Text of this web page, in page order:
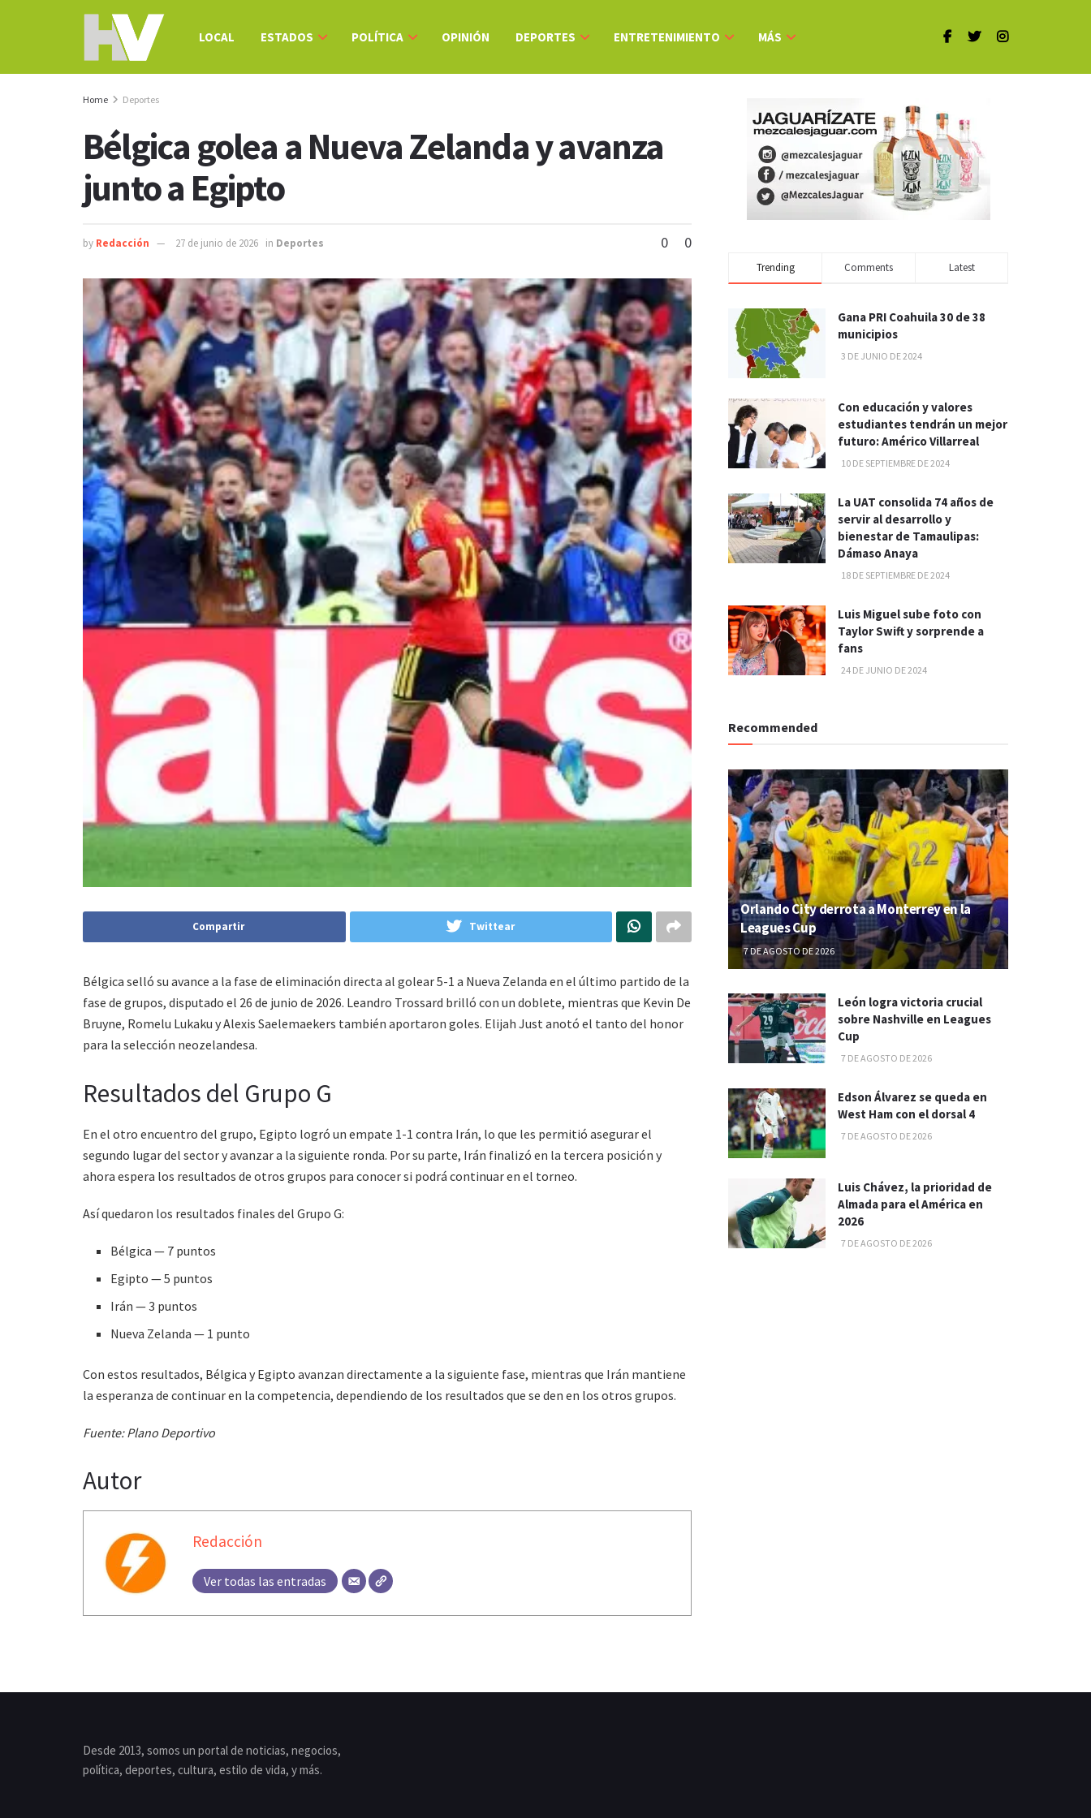
LOCAL ESTADOS POLÍTICA OPINIÓN DEPORTES ENTRETENIMIENTO MÁS
Home Deportes
Bélgica golea a Nueva Zelanda y avanza
junto a Egipto
by Redacción 27 de junio de 2026 in Deportes 0 0
Compartir Twittear
Bélgica selló su avance a la fase de eliminación directa al golear 5-1 a Nueva Zelanda en el último partido de la
fase de grupos, disputado el 26 de junio de 2026. Leandro Trossard brilló con un doblete, mientras que Kevin De
Bruyne, Romelu Lukaku y Alexis Saelemaekers también aportaron goles. Elijah Just anotó el tanto del honor
para la selección neozelandesa.
Resultados del Grupo G
En el otro encuentro del grupo, Egipto logró un empate 1-1 contra Irán, lo que les permitió asegurar el
segundo lugar del sector y avanzar a la siguiente ronda. Por su parte, Irán finalizó en la tercera posición y
ahora espera los resultados de otros grupos para conocer si podrá continuar en el torneo.
Así quedaron los resultados finales del Grupo G:
Bélgica — 7 puntos
Egipto — 5 puntos
Irán — 3 puntos
Nueva Zelanda — 1 punto
Con estos resultados, Bélgica y Egipto avanzan directamente a la siguiente fase, mientras que Irán mantiene
la esperanza de continuar en la competencia, dependiendo de los resultados que se den en los otros grupos.
Fuente: Plano Deportivo
Autor
Redacción
Ver todas las entradas
Trending Comments Latest
Gana PRI Coahuila 30 de 38
municipios
3 DE JUNIO DE 2024
Con educación y valores
estudiantes tendrán un mejor
futuro: Américo Villarreal
10 DE SEPTIEMBRE DE 2024
La UAT consolida 74 años de
servir al desarrollo y
bienestar de Tamaulipas:
Dámaso Anaya
18 DE SEPTIEMBRE DE 2024
Luis Miguel sube foto con
Taylor Swift y sorprende a
fans
24 DE JUNIO DE 2024
Recommended
Orlando City derrota a Monterrey en la
Leagues Cup
7 DE AGOSTO DE 2026
León logra victoria crucial
sobre Nashville en Leagues
Cup
7 DE AGOSTO DE 2026
Edson Álvarez se queda en
West Ham con el dorsal 4
7 DE AGOSTO DE 2026
Luis Chávez, la prioridad de
Almada para el América en
2026
7 DE AGOSTO DE 2026
Desde 2013, somos un portal de noticias, negocios,
política, deportes, cultura, estilo de vida, y más.